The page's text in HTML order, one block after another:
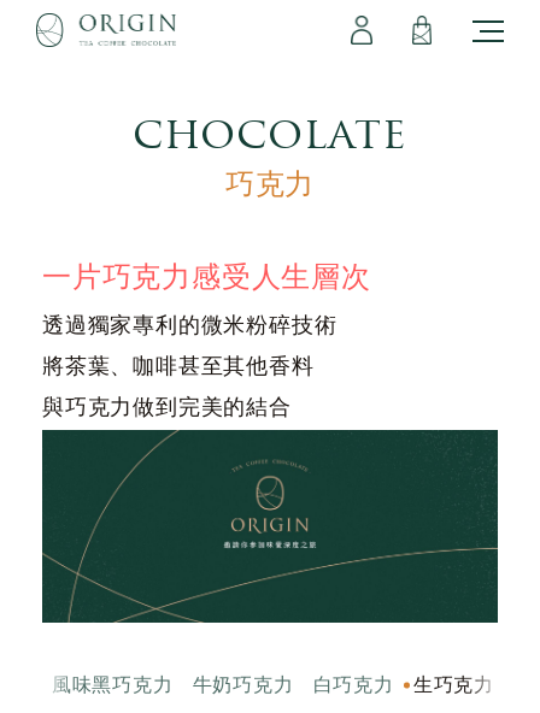
chocolate
巧克力
一片巧克力感受人生層次
透過獨家專利的微米粉碎技術
將茶葉、咖啡甚至其他香料
與巧克力做到完美的結合
風味黑巧克力 牛奶巧克力 白巧克力 生巧克力